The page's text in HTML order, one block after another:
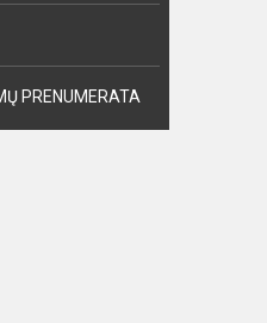
PRENUMERATA